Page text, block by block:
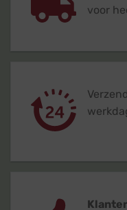
voor